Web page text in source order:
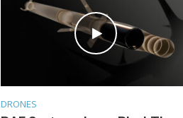
DRONES